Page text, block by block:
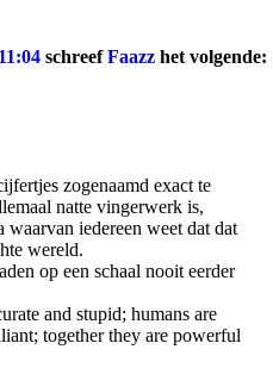
schreefFaazz het volgende:
zogenaamd exact te
natte vingerwerk is,
waarvan iedereen weet dat dat
wereld.
op een schaal nooit eerder
and stupid; humans are
together they are powerful